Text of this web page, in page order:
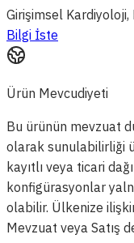
Girişimsel Kardiyoloji,
Bilgi İste
Ürün Mevcudiyeti
Bu ürünün mevzuat
olarak sunulabilirliği
kayıtlı veya ticari
konfigürasyonlar
olabilir. Ülkenize
Mevzuat veya Satış